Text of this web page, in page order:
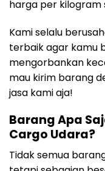
harga per kilogram
Kami selalu
terbaik agar kamu
mengorbankan
mau kirim barang
jasa kami aja!
Barang Apa
Cargo Udara?
Tidak semua